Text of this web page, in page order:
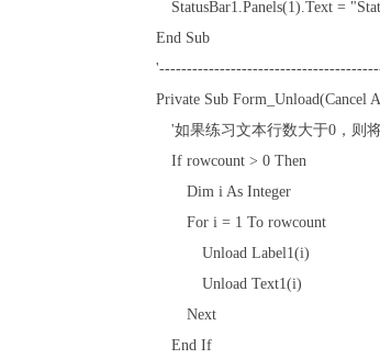
StatusBar1.Panels(1).Text =
End Sub
Private Sub Form_Unload(Cancel
'如果练习文本行数大于0，则
If rowcount > 0 Then
Dim i As Integer
For i = 1 To rowcount
Unload Label1(i)
Unload Text1(i)
Next
End If